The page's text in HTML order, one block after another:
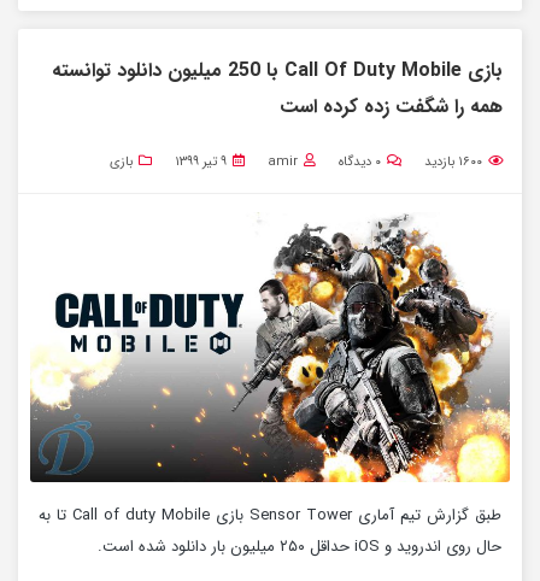
بازی Call Of Duty Mobile با 250 میلیون دانلود توانسته
همه را شگفت زده کرده است
۱۶۰۰ بازدید ۰ دیدگاه amir ۹ تیر ۱۳۹۹ بازی
طبق گزارش تیم آماری Sensor Tower بازی Call of duty Mobile تا به
حال روی اندروید و iOS حداقل ۲۵۰ میلیون بار دانلود شده است.